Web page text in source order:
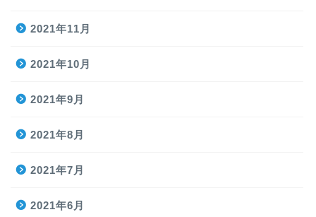
2021年11月
2021年10月
2021年9月
2021年8月
2021年7月
2021年6月